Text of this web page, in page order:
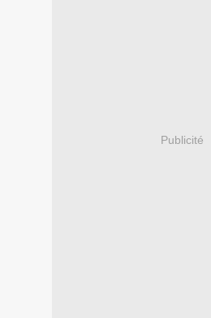
Publicité